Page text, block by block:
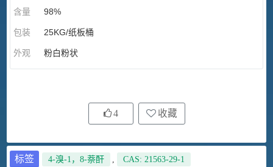
含量 98%
包装 25KG/纸板桶
外观 粉白粉状
4 收藏
标签 4-溴-1，8-萘酐 , CAS: 21563-29-1